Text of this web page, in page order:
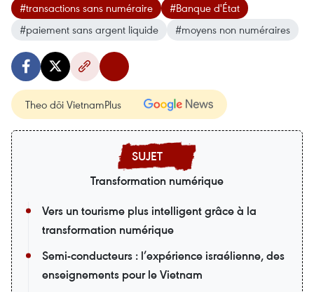
#transactions sans numéraire
#Banque d'État
#paiement sans argent liquide
#moyens non numéraires
Theo dõi VietnamPlus
Transformation numérique
Vers un tourisme plus intelligent grâce à la
transformation numérique
Semi-conducteurs : l’expérience israélienne, des
enseignements pour le Vietnam